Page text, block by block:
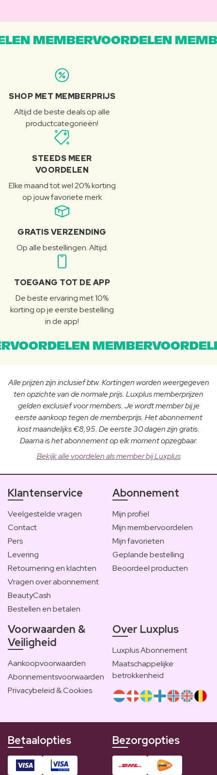
MEMBERVOORDELEN
SHOP MET MEMBERPRIJS
Altijd de beste deals op alle
productcategorieën!
STEEDS MEER
VOORDELEN
Elke maand tot wel 20% korting
op jouw favoriete merk
GRATIS VERZENDING
Op alle bestellingen. Altijd.
TOEGANG TOT DE APP
De beste ervaring met 10%
korting op je eerste bestelling
in de app!
Alle prijzen zijn inclusief btw. Kortingen worden weergegeven
ten opzichte van de normale prijs. Luxplus memberprijzen
gelden exclusief voor members. Je wordt member bij je
eerste aankoop tegen de memberprijs. Het abonnement
kost maandelijks €8,95. De eerste 30 dagen zijn gratis.
Daarna is het abonnement op elk moment opzegbaar.
Bekijk alle voordelen als member bij Luxplus
Klantenservice
Veelgestelde vragen
Contact
Pers
Levering
Retournering en klachten
Vragen over abonnement
BeautyCash
Bestellen en betalen
Abonnement
Mijn profiel
Mijn membervoordelen
Mijn favorieten
Geplande bestelling
Beoordeel producten
Voorwaarden &
Veiligheid
Aankoopvoorwaarden
Abonnementsvoorwaarden
Privacybeleid & Cookies
Over Luxplus
Luxplus Abonnement
Maatschappelijke
betrokkenheid
Betaalopties Bezorgopties